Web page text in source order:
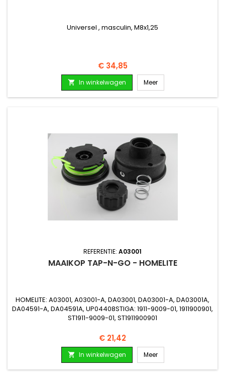
Universel , masculin, M8x1,25
Prijs
€ 34,85
 In winkelwagen Meer
REFERENTIE: A03001
MAAIKOP TAP-N-GO - HOMELITE
HOMELITE: A03001, A03001-A, DA03001, DA03001-A, DA03001A,
DA04591-A, DA04591A, UP04408STIGA: 1911-9009-01, 1911900901,
ST1911-9009-01, ST1911900901
Prijs
€ 21,42
 In winkelwagen Meer